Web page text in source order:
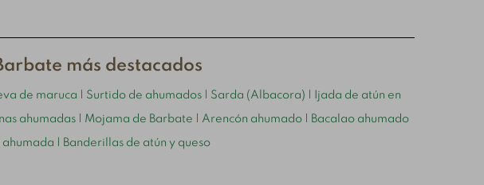
más destacados
de maruca Surtido de ahumados| Sarda (Albacora) Ijada de atún en
ahumadas| Mojama de Barbate Arencón ahumado| Bacalao ahumado
ahumada | Banderillas de atún y queso